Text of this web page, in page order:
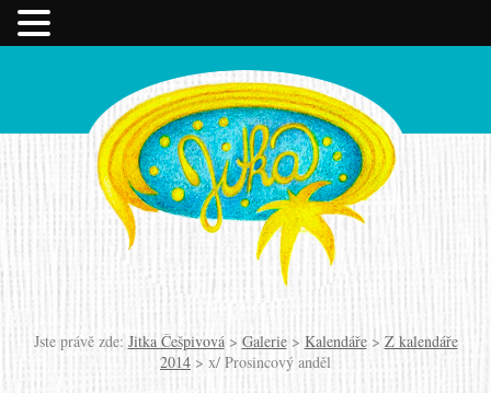
Jste právě zde: Jitka Češpivová> Galerie> Kalendáře> Z kalendáře
2014 > x/ Prosincový anděl